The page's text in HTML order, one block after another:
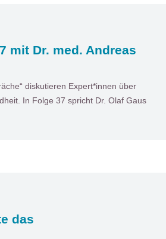
mit Dr. med. Andreas
diskutieren Expert*innen über
In Folge 37 spricht Dr. Olaf Gaus
das